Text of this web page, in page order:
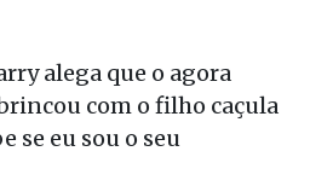
alega que o agora
com o filho caçula
se eu sou o seu